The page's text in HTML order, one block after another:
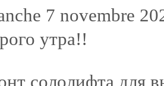
7 novembre
утра!!
сололифта для